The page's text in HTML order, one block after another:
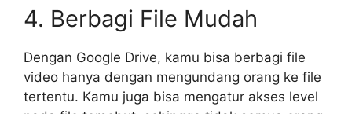
4. Berbagi File Mudah
Dengan Google Drive, kamu bisa berbagi file
video hanya dengan mengundang orang ke file
tertentu. Kamu juga bisa mengatur akses level